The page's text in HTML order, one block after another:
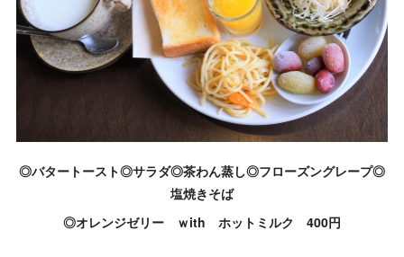
◎バタートースト◎サラダ◎茶わん蒸し◎フローズングレープ◎
塩焼きそば
◎オレンジゼリー ｗith ホットミルク 400円